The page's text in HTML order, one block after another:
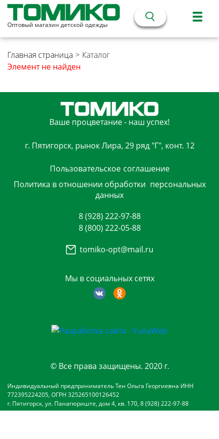
Оптовый магазин детской одежды
Главная страница > Каталог
Элемент не найден
Ваше процветание - наш успех!
г. Пятигорск, рынок Лира, 29 ряд "Г", конт. 12
Пользовательское соглашение
Политика в отношении обработки персональных
данных
Мы в социальных сетях
8 (928) 222-97-88
8 (800) 222-05-88
tomiko-opt@mail.ru
© Все права защищены. 2020 г.
Индивидуальный предприниматель Тен Ольга Георгиевна ИНН
772395224205, ОГРН 325265100126452
г. Пятигорск, ул. Панагюриште, дом 4, кв. 170, 8 (928) 222-97-88